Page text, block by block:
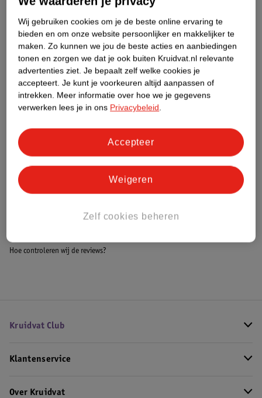
Etiketinformatie
Nature Impact Score
Dit product heeft (nog) geen Nature
Impact Score.
Meer informatie
Bestel & Bezorginformatie
Bekijk ook
Alle Make-up kwasten
Hoe controleren wij de reviews?
Kruidvat Club
Klantenservice
Over Kruidvat
Wij gebruiken cookies om je de beste online ervaring te
bieden en om onze website persoonlijker en makkelijker te
maken. Zo kunnen we jou de beste acties en aanbiedingen
tonen en zorgen we dat je ook buiten Kruidvat.nl relevante
advertenties ziet. Je bepaalt zelf welke cookies je
accepteert. Je kunt je voorkeuren altijd aanpassen of
intrekken. Meer informatie over hoe we je gegevens
verwerken lees je in ons Privacybeleid.
Zelf cookies beheren
Weigeren
Accepteer